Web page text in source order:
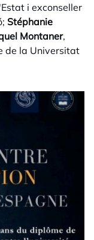
i exconseller
Stéphanie
Montaner,
de la Universitat